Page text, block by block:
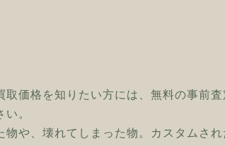
価格を知りたい方には、無料の事前
。
や、壊れてしまった物。カスタムされ